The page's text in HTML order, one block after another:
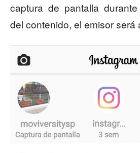
captura de pantalla
del contenido, el emisor será